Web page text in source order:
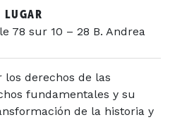
LUGAR
78 sur 10 – 28 B. Andrea
los derechos de las
fundamentales y su
de la historia y